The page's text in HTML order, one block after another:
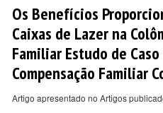
Os Benefícios
Caixas de Lazer na
Familiar Estudo de
Compensação Familiar
Artigo apresentado no Artigos